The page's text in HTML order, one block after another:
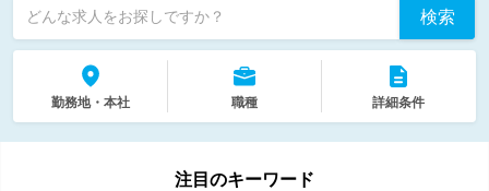
どんな求人をお探しですか？ 検索
勤務地・本社 職種 詳細条件
注目のキーワード